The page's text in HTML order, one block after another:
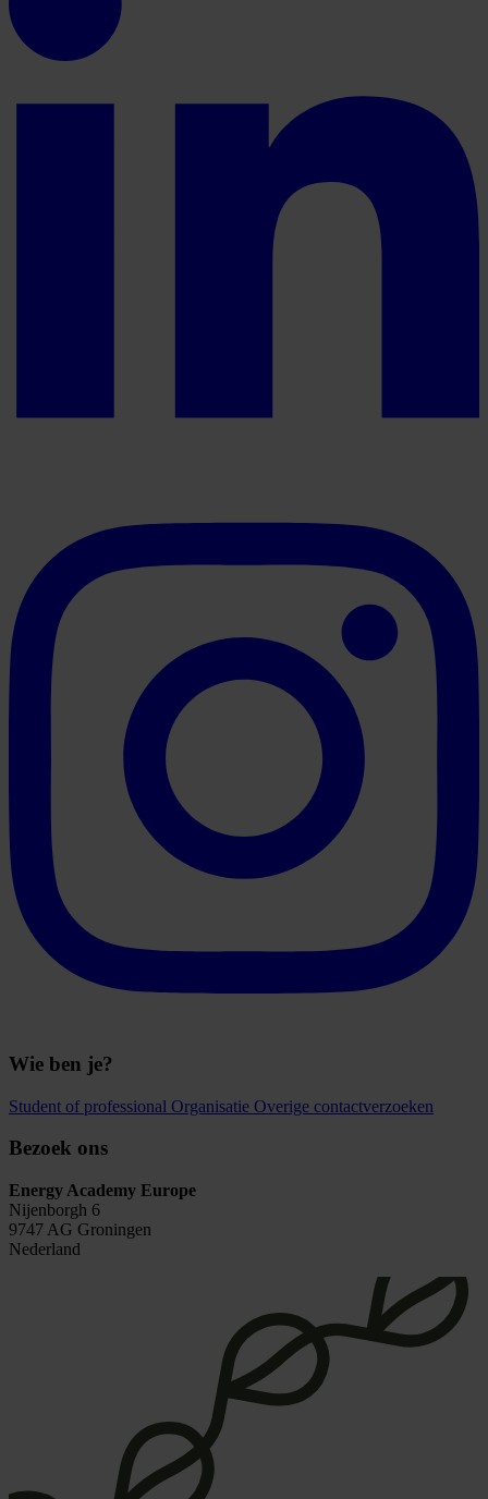
Wie ben je?
Student of professional Organisatie Overige contactverzoeken
Bezoek ons
Energy Academy Europe
Nijenborgh 6
9747 AG Groningen
Nederland